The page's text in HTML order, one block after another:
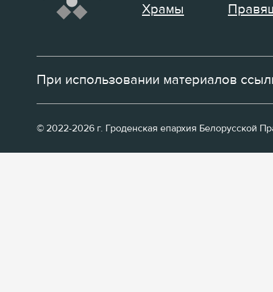
Храмы
При использовании материалов
© 2022-2026 г. Гроденская епархия Белорусской